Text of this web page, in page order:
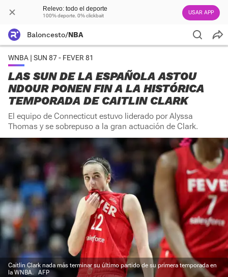
Relevo: todo el deporte
100% deporte. 0% clickbait USAR APP
Baloncesto/NBA
WNBA | SUN 87 - FEVER 81
LAS SUN DE LA ESPAÑOLA ASTOU
NDOUR PONEN FIN A LA HISTÓRICA
TEMPORADA DE CAITLIN CLARK
El equipo de Connecticut estuvo liderado por Alyssa
Thomas y se sobrepuso a la gran actuación de Clark.
Caitlin Clark nada más terminar su último partido de su primera temporada en
la WNBA.
AFP